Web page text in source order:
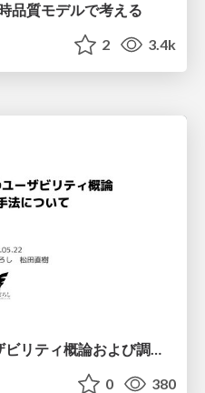
品質モデルで考える
2 3.4k
0 380